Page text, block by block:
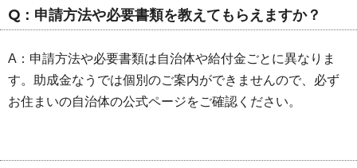
Q：申請方法や必要書類を教えてもらえますか？
A：申請方法や必要書類は自治体や給付金ごとに異なりま
す。助成金なうでは個別のご案内ができませんので、必ず
お住まいの自治体の公式ページをご確認ください。